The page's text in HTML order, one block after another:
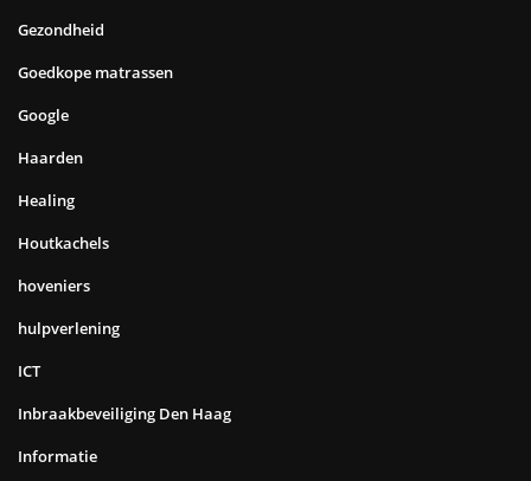
Gezondheid
Goedkope matrassen
Google
Haarden
Healing
Houtkachels
hoveniers
hulpverlening
ICT
Inbraakbeveiliging Den Haag
Informatie